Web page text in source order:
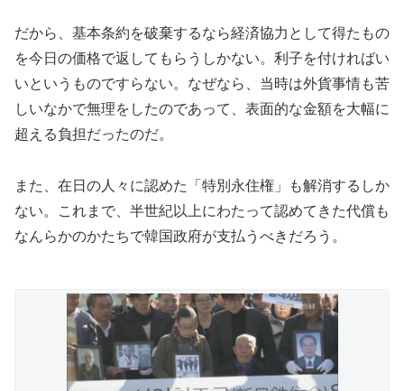
だから、基本条約を破棄するなら経済協力として得たもの
を今日の価格で返してもらうしかない。利子を付ければい
いというものですらない。なぜなら、当時は外貨事情も苦
しいなかで無理をしたのであって、表面的な金額を大幅に
超える負担だったのだ。
また、在日の人々に認めた「特別永住権」も解消するしか
ない。これまで、半世紀以上にわたって認めてきた代償も
なんらかのかたちで韓国政府が支払うべきだろう。